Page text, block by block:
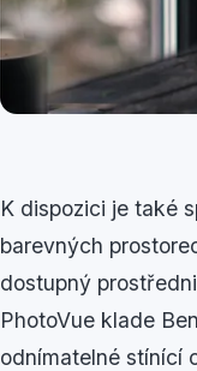
K dispozici je také
barevných
dostupný
PhotoVue klade
odnímatelné stínící